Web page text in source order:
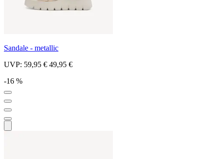
Sandale - metallic
UVP: 59,95 € 49,95 €
-16 %